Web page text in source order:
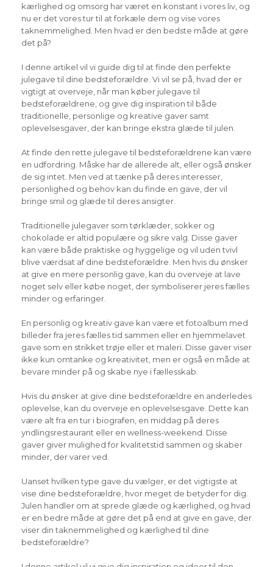
kærlighed og omsorg har været en konstant i vores liv, og
nu er det vores tur til at forkæle dem og vise vores
taknemmelighed. Men hvad er den bedste måde at gøre
det på?
I denne artikel vil vi guide dig til at finde den perfekte
julegave til dine bedsteforældre. Vi vil se på, hvad der er
vigtigt at overveje, når man køber julegave til
bedsteforældrene, og give dig inspiration til både
traditionelle, personlige og kreative gaver samt
oplevelsesgaver, der kan bringe ekstra glæde til julen.
At finde den rette julegave til bedsteforældrene kan være
en udfordring. Måske har de allerede alt, eller også ønsker
de sig intet. Men ved at tænke på deres interesser,
personlighed og behov kan du finde en gave, der vil
bringe smil og glæde til deres ansigter.
Traditionelle julegaver som tørklæder, sokker og
chokolade er altid populære og sikre valg. Disse gaver
kan være både praktiske og hyggelige og vil uden tvivl
blive værdsat af dine bedsteforældre. Men hvis du ønsker
at give en mere personlig gave, kan du overveje at lave
noget selv eller købe noget, der symboliserer jeres fælles
minder og erfaringer.
En personlig og kreativ gave kan være et fotoalbum med
billeder fra jeres fælles tid sammen eller en hjemmelavet
gave som en strikket trøje eller et maleri. Disse gaver viser
ikke kun omtanke og kreativitet, men er også en måde at
bevare minder på og skabe nye i fællesskab.
Hvis du ønsker at give dine bedsteforældre en anderledes
oplevelse, kan du overveje en oplevelsesgave. Dette kan
være alt fra en tur i biografen, en middag på deres
yndlingsrestaurant eller en wellness-weekend. Disse
gaver giver mulighed for kvalitetstid sammen og skaber
minder, der varer ved.
Uanset hvilken type gave du vælger, er det vigtigste at
vise dine bedsteforældre, hvor meget de betyder for dig.
Julen handler om at sprede glæde og kærlighed, og hvad
er en bedre måde at gøre det på end at give en gave, der
viser din taknemmelighed og kærlighed til dine
bedsteforældre?